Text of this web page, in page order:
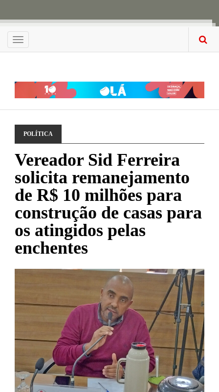
Menu
POLÍTICA
Vereador Sid Ferreira
solicita remanejamento
de R$ 10 milhões para
construção de casas para
os atingidos pelas
enchentes